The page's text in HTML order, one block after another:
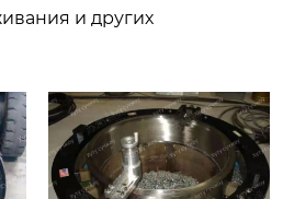
и других